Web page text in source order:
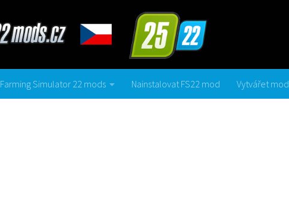
Farming Simulator 22 mods Nainstalovat FS22 mod Vytvářet mod